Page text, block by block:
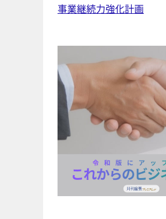
事業継続力強化計画